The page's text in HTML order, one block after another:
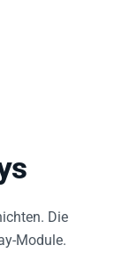
Die
Module.